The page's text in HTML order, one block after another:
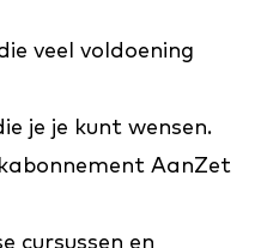
veel voldoening
je je kunt wensen.
AanZet
cursussen en